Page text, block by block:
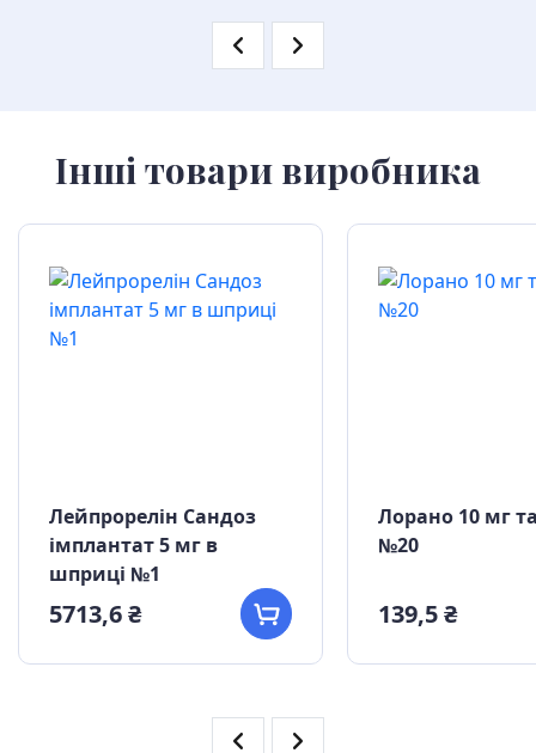
Інші товари виробника
Лейпрорелін Сандоз
імплантат 5 мг в
шприці №1
5713,6 ₴
Лорано 10 мг
№20
139,5 ₴